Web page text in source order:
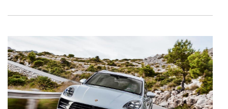
tecnologias similares pode ter impacto na sua
experiência de navegação no Website e nos serviços
disponibilizados.
Consulte a política de cookies do site.